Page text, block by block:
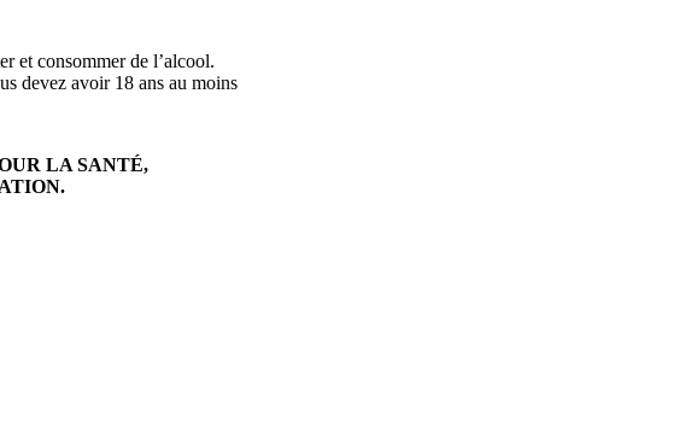
et consommer de l’alcool.
devez avoir 18 ans au moins
LA SANTÉ,